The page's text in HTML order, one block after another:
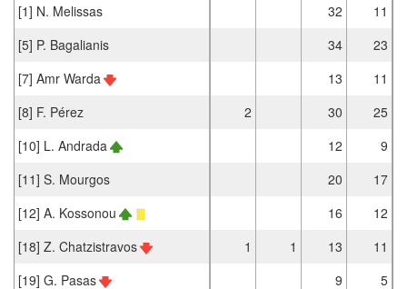
[1] N. Melissas 32
11
[5] P. Bagalianis
34
23
[7] Amr Warda
13
11
[8] F. Pérez
2 30
25
[10] L. Andrada
12
9
[11] S. Mourgos
20
17
[12] A. Kossonou
16
12
[18] Z. Chatzistravos
1 1 13
11
[19] G. Pasas
9
5